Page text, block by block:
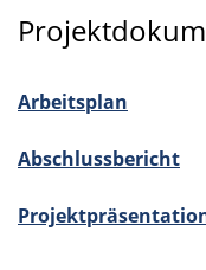
Arbeits­plan
Abschluss­be­richt